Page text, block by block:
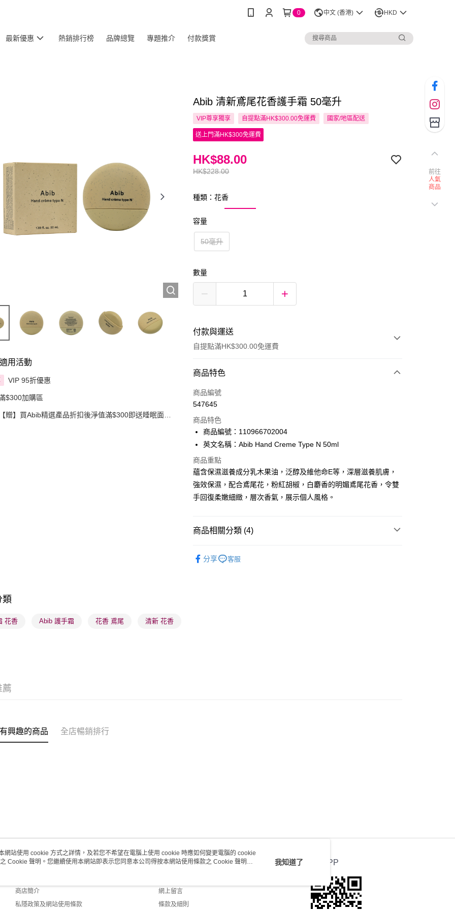
0 中文 (香港) HKD
最新優惠 熱銷排行榜 品牌總覽 專題推介 付款獎賞
用活動
VIP 95折優惠
$300加購區
【贈】買Abib精選產品折扣後淨值滿$300即送睡眠面膜
Abib 清新鳶尾花香護手霜 50毫升
VIP尊享獨享 自提點滿HK$300.00免運費 國家/地區配送
送上門滿HK$300免運費
HK$228.00
HK$88.00
種類：花香
容量
50毫升
數量
付款與運送
自提點滿HK$300.00免運費
付款方式
信用卡
AlipayHK
PayMe
WeChat Pay
BoC Pay
順豐自助櫃 - 確認發貨後1-3個工作天送達
商品特色
商品編號
547645
商品特色
商品編號：110966702004
英文名稱：Abib Hand Creme Type N 50ml
商品重點
蘊含保濕滋養成分乳木果油，泛醇及維他命E等，深層滋養肌膚，
強效保濕，配合鳶尾花，粉紅胡椒，白麝香的明媚鳶尾花香，令雙
手回復柔嫩細緻，層次香氣，展示個人風格。
商品相關分類 (4)
分享 客服
類
花香 Abib 護手霜 花香 鳶尾 清新 花香
薦
興趣的商品 全店暢銷排行
關於我們
商店簡介
私隱政策及網站使用條款
客戶服務
網上留言
條款及細則
官方APP
前往
人氣
商品
網站使用 cookie 方式之詳情，及若您不希望在電腦上使用 cookie 時應如何變更電腦的 cookie
之 Cookie 聲明。您繼續使用本網站即表示您同意本公司得按本網站使用條款之 Cookie 聲明使
我知道了